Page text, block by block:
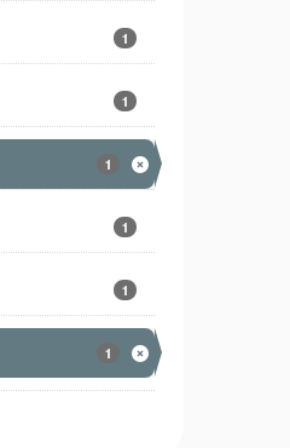
1
1
1
1
1
1